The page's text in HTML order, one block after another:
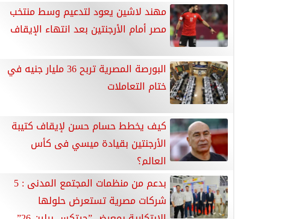
مهند لاشين يعود لتدعيم وسط منتخب
مصر أمام الأرجنتين بعد انتهاء الإيقاف
البورصة المصرية تربح 36 مليار جنيه في
ختام التعاملات
كيف يخطط حسام حسن لإيقاف كتيبة
الأرجنتين بقيادة ميسي فى كأس
العالم؟
بدعم من منظمات المجتمع المدنى : 5
شركات مصرية تستعرض حلولها